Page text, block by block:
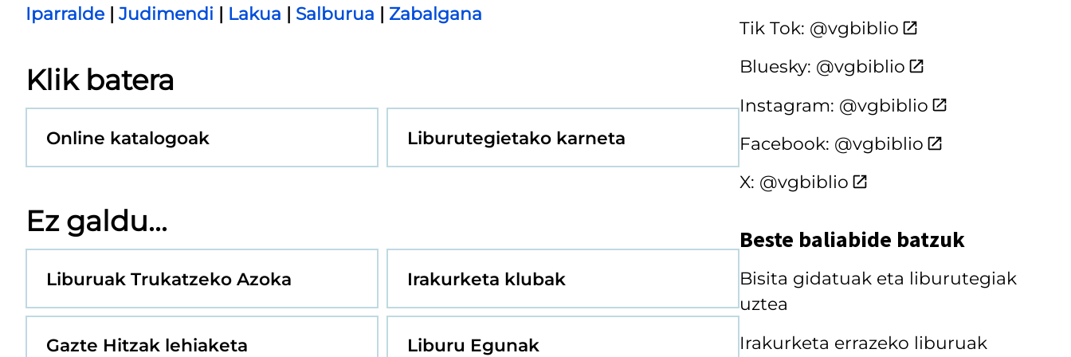
Iparralde | Judimendi | Lakua | Salburua | Zabalgana
Klik batera
Online katalogoak Liburutegietako karneta
Ez galdu...
Liburuak Trukatzeko Azoka Irakurketa klubak
Gazte Hitzak lehiaketa Liburu Egunak
Tik Tok: @vgbiblio
Bluesky: @vgbiblio
Instagram: @vgbiblio
Facebook: @vgbiblio
X: @vgbiblio
Beste baliabide batzuk
Bisita gidatuak eta liburutegiak
uztea
Irakurketa errazeko liburuak